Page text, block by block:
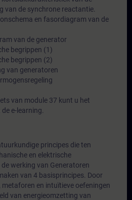
van de synchrone reactantie.
en fasordiagram van de
van de generator
begrippen (1)
begrippen (2)
van generatoren
van module 37 kunt u het
e-learning.
principes die ten
en elektrische
werking van Generatoren
van 4 basisprincipes. Door
en intuïtieve oefeningen
van energieomzetting van